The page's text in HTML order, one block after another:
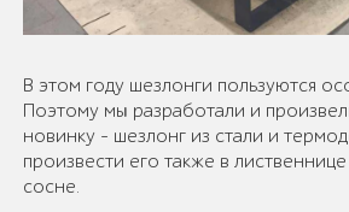
В этом году шезлонги пользуются
Поэтому мы разработали и
новинку - шезлонг из стали и
произвести его также в
сосне.